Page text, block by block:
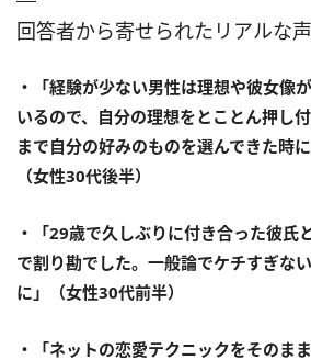
回答者から寄せられたリアルな声
・「経験が少ない男性は理想や彼女像
いるので、自分の理想をとことん押し
まで自分の好みのものを選んできた時
（女性30代後半）
・「29歳で久しぶりに付き合った彼氏
で割り勘でした。一般論でケチすぎな
に」（女性30代前半）
・「ネットの恋愛テクニックをそのま